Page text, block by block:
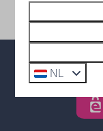
Veilig betalen
NL